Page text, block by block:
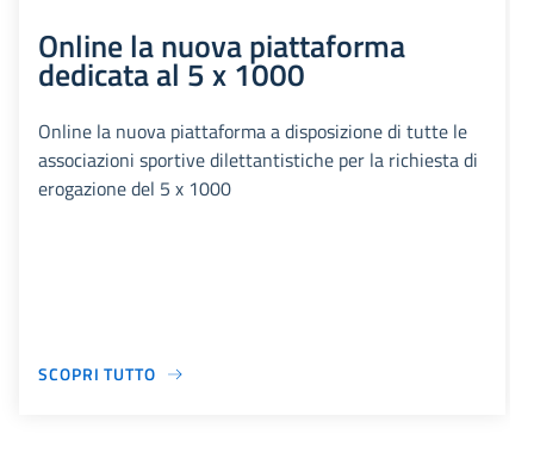
Online la nuova piattaforma
dedicata al 5 x 1000
Online la nuova piattaforma a disposizione di tutte le
associazioni sportive dilettantistiche per la richiesta di
erogazione del 5 x 1000
SCOPRI TUTTO